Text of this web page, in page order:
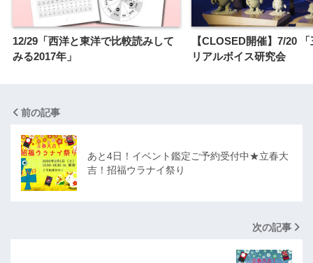
12/29「西洋と東洋で比較読みして
みる2017年」
【CLOSED開催】7/20
リアルボイス研究会
前の記事
あと4日！イベント鑑定ご予約受付中★立春大
吉！招福ウラナイ祭り
次の記事